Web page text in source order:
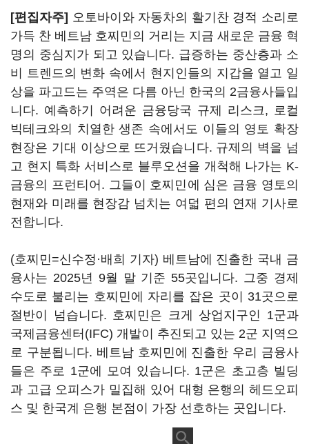
[편집자주] 오토바이와 자동차의 활기찬 경적 소리로
가득 찬 베트남 호찌민의 거리는 지금 새로운 금융 혁
명의 중심지가 되고 있습니다. 급증하는 중산층과 소
비 트렌드의 변화 속에서 현지인들의 지갑을 열고 일
상을 파고드는 주역은 다름 아닌 한국의 2금융사들입
니다. 예측하기 어려운 금융당국 규제 리스크, 로컬
빅테크와의 치열한 생존 속에서도 이들의 영토 확장
현장은 기대 이상으로 뜨거웠습니다. 규제의 벽을 넘
고 현지 특화 서비스로 블루오션을 개척해 나가는 K-
금융의 프런티어. 그들이 호찌민에 심은 금융 영토의
현재와 미래를 현장감 넘치는 여덟 편의 연재 기사로
전합니다.
(호찌민=신수정·배희 기자) 베트남에 진출한 국내 금
융사는 2025년 9월 말 기준 55곳입니다. 그중 경제
수도로 불리는 호찌민에 자리를 잡은 곳이 31곳으로
절반이 넘습니다. 호찌민은 크게 상업지구인 1군과
국제금융센터(IFC) 개발이 추진되고 있는 2군 지역으
로 구분됩니다. 베트남 호찌민에 진출한 우리 금융사
들은 주로 1군에 모여 있습니다. 1군은 초고층 빌딩
과 고급 오피스가 밀집해 있어 대형 은행의 헤드오피
스 및 한국계 은행 본점이 가장 선호하는 곳입니다.